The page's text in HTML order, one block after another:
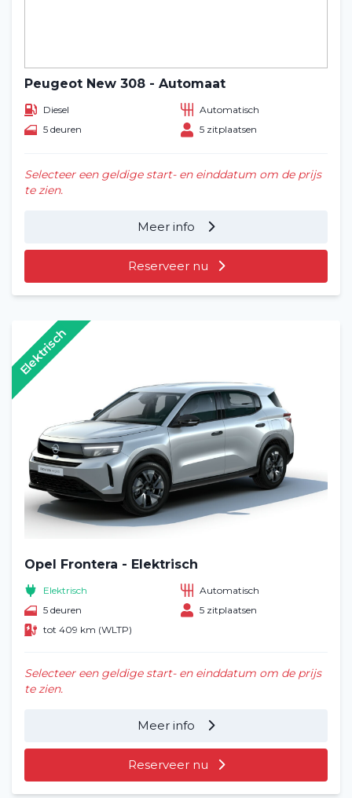
Peugeot New 308 - Automaat
Diesel
Automatisch
5 deuren
5 zitplaatsen
Selecteer een geldige start- en einddatum om de prijs
te zien.
Meer info
Reserveer nu
Opel Frontera - Elektrisch
Elektrisch
Automatisch
5 deuren
5 zitplaatsen
tot 409 km (WLTP)
Selecteer een geldige start- en einddatum om de prijs
te zien.
Meer info
Reserveer nu
Elektrisch